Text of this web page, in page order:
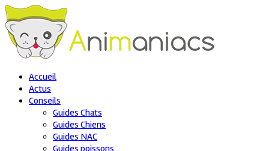
Accueil
Actus
Conseils
Guides Chats
Guides Chiens
Guides NAC
Guides poissons